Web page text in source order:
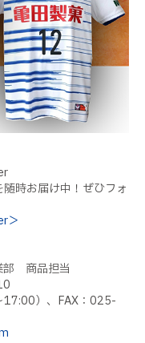
時お届け中！ぜひフォ
＞
部 商品担当
17:00）、 FAX ： 025-